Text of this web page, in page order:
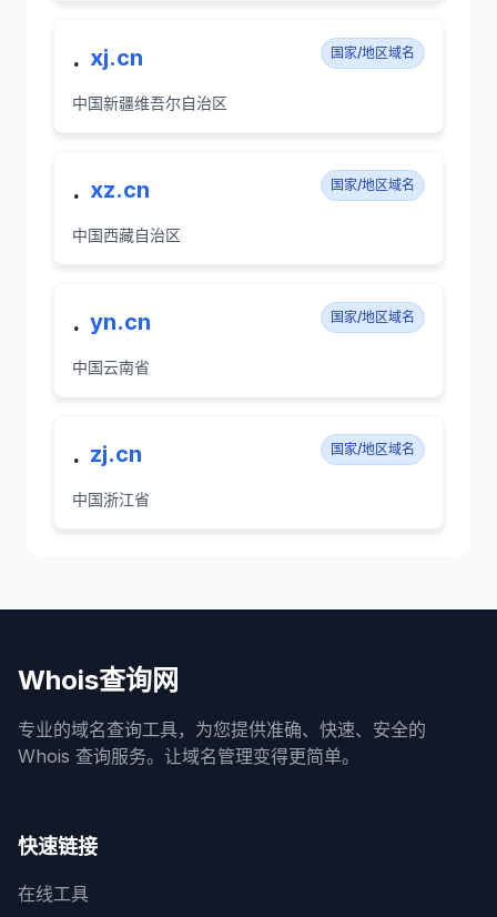
. xj.cn 国家/地区域名
中国新疆维吾尔自治区
. xz.cn 国家/地区域名
中国西藏自治区
. yn.cn 国家/地区域名
中国云南省
. zj.cn 国家/地区域名
中国浙江省
Whois查询网
专业的域名查询工具，为您提供准确、快速、安全的
Whois 查询服务。让域名管理变得更简单。
快速链接
在线工具